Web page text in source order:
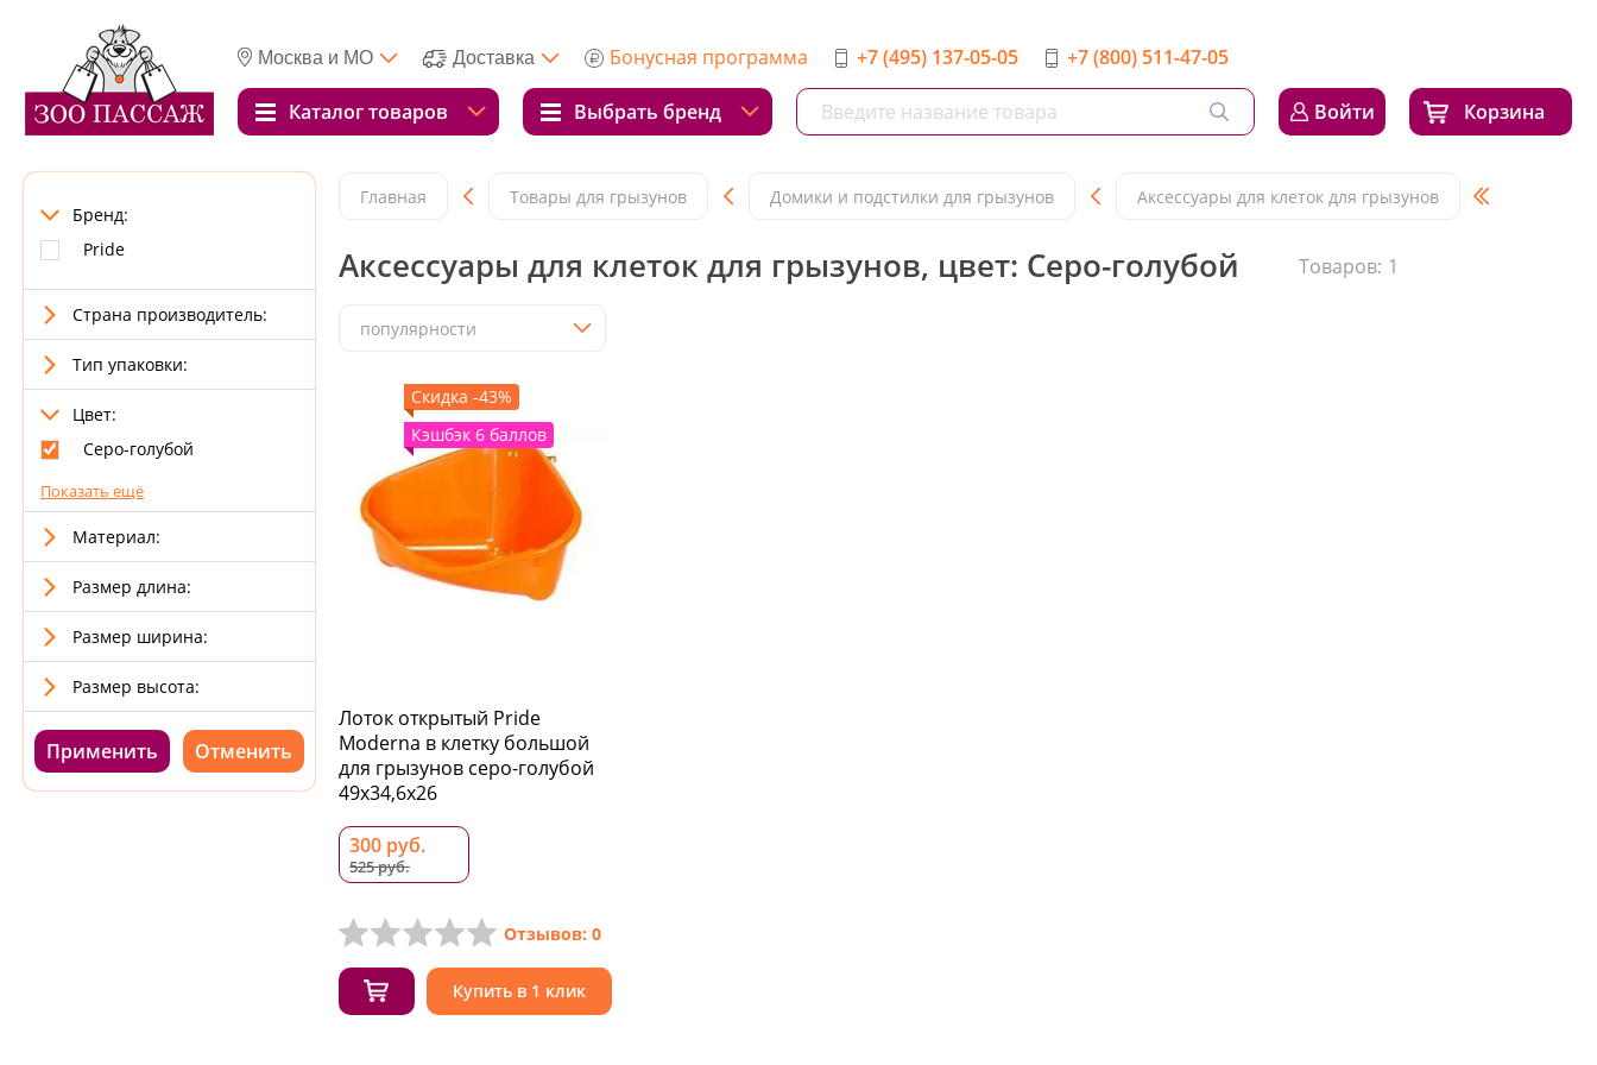
Москва и МО Доставка Бонусная программа +7 (495) 137-05-05 +7 (800) 511-47-05
Каталог товаров Выбрать бренд Войти Корзина
Бренд:
Pride
Страна производитель:
Тип упаковки:
Цвет:
Серо-голубой
Показать ещё
Материал:
Размер длина:
Размер ширина:
Размер высота:
Применить
Главная Товары для грызунов Домики и подстилки для грызунов Аксессуары для клеток для грызунов
Аксессуары для клеток для грызунов, цвет: Серо-голубой Товаров: 1
популярности
Скидка -43%
Кэшбэк 6 баллов
Лоток открытый Pride
Moderna в клетку большой
для грызунов серо-голубой
49x34,6x26
300 руб.
525 руб.
Отзывов: 0
Купить в 1 клик